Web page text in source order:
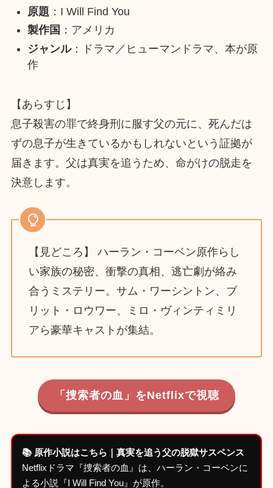
原題 ：I Will Find You
製作国 ：アメリカ
ジャンル：ドラマ／ヒューマンドラマ、本が原
作
【あらすじ】
息子殺害の罪で終身刑に服す父の元に、死んだは
ずの息子が生きているかもしれないという証拠が
届きます。父は真実を追うため、命がけの脱走を
決意します。
【見どころ】 ハーラン・コーベン原作らし
い家族の秘密、衝撃の真相、逃亡劇が絡み
合うミステリー。サム・ワーシントン、ブ
リット・ロウワー、ミロ・ヴィンティミリ
アら豪華キャストが集結。
「捜索者の血」をNetflixで視聴
📚 原作小説はこちら｜真実を追う父の脱獄サスペンス
Netflixドラマ『捜索者の血』は、ハーラン・コーベンに
よる小説『I Will Find You』が原作。